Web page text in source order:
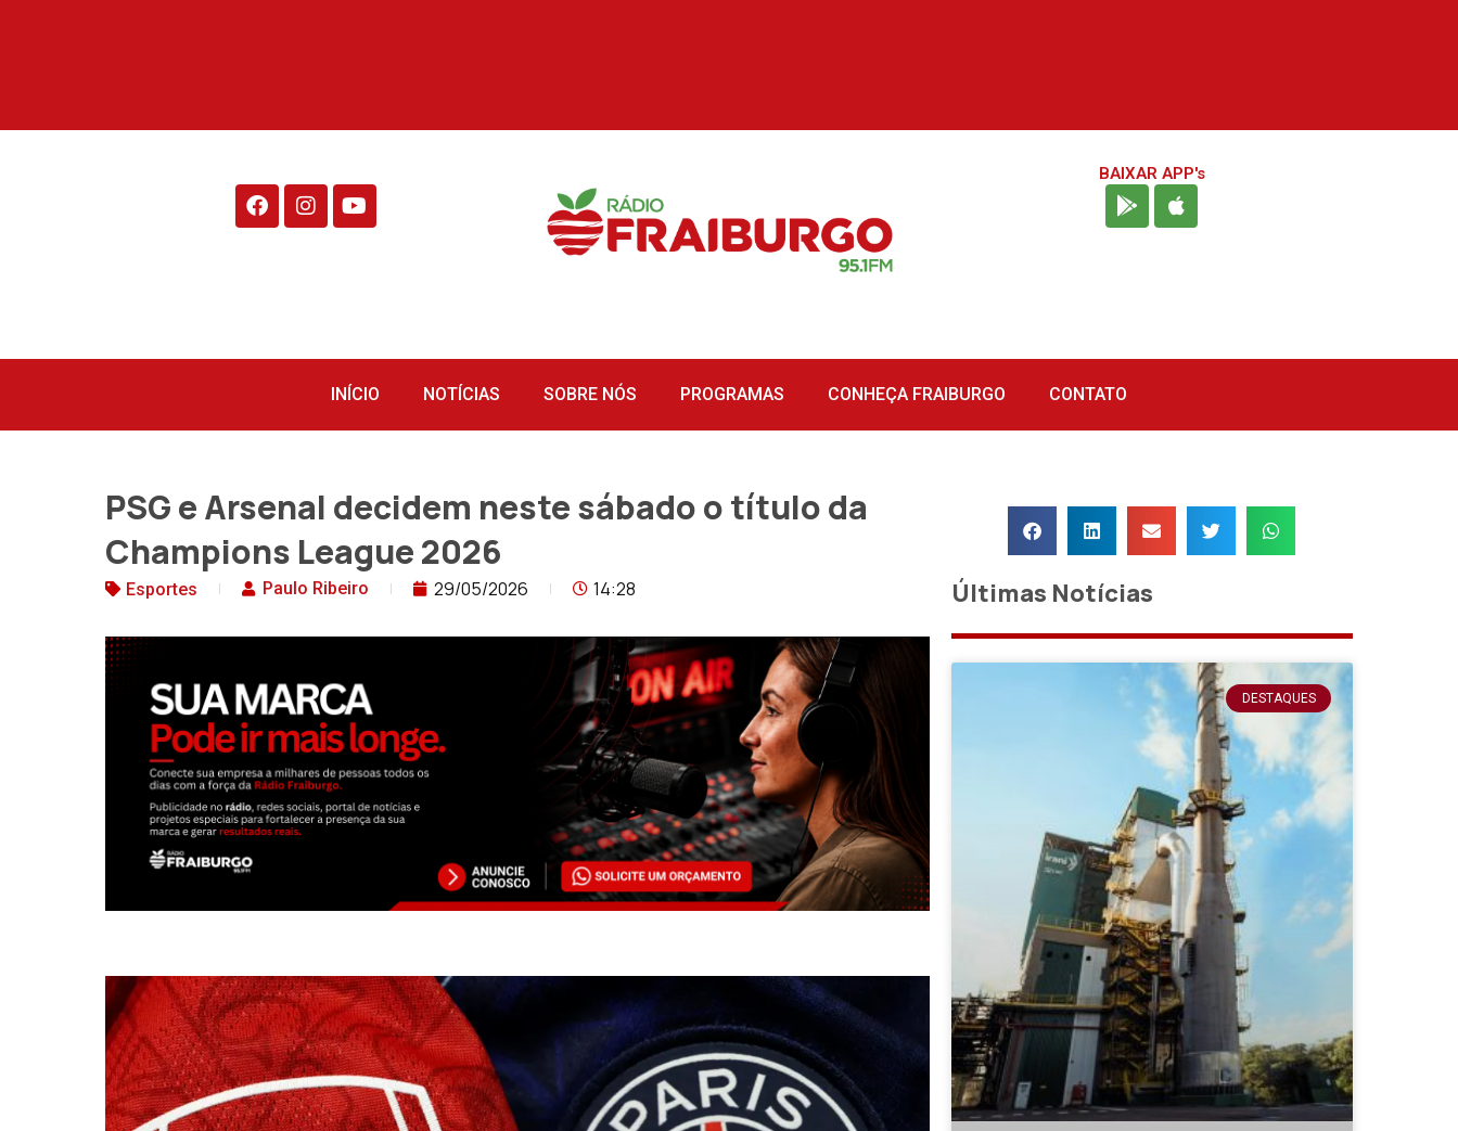
BAIXAR APP's
INÍCIO NOTÍCIAS SOBRE NÓS PROGRAMAS CONHEÇA FRAIBURGO CONTATO
PSG e Arsenal decidem neste sábado o título da
Champions League 2026
Esportes Paulo Ribeiro 29/05/2026 14:28 Últimas Notícias
DESTAQUES